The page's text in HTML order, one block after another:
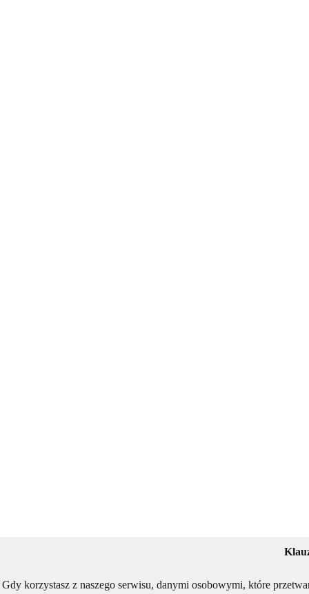
Gdy korzystasz z naszego serwisu, danymi osobowymi, które